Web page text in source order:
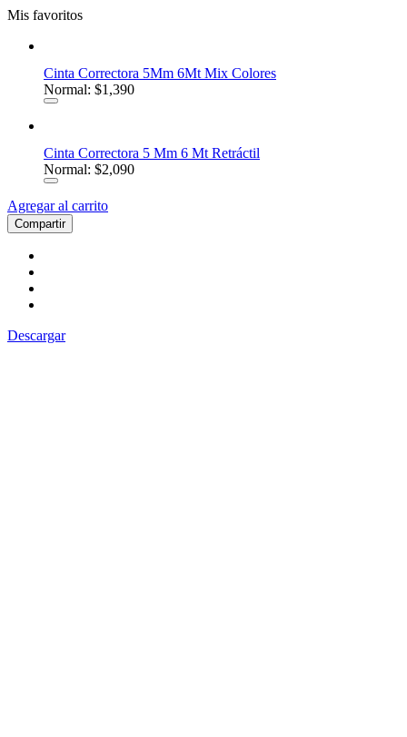
Mis favoritos
Cinta Correctora 5Mm 6Mt Mix Colores
Normal: $1,390
Cinta Correctora 5 Mm 6 Mt Retráctil
Normal: $2,090
Agregar al carrito
Compartir
Descargar